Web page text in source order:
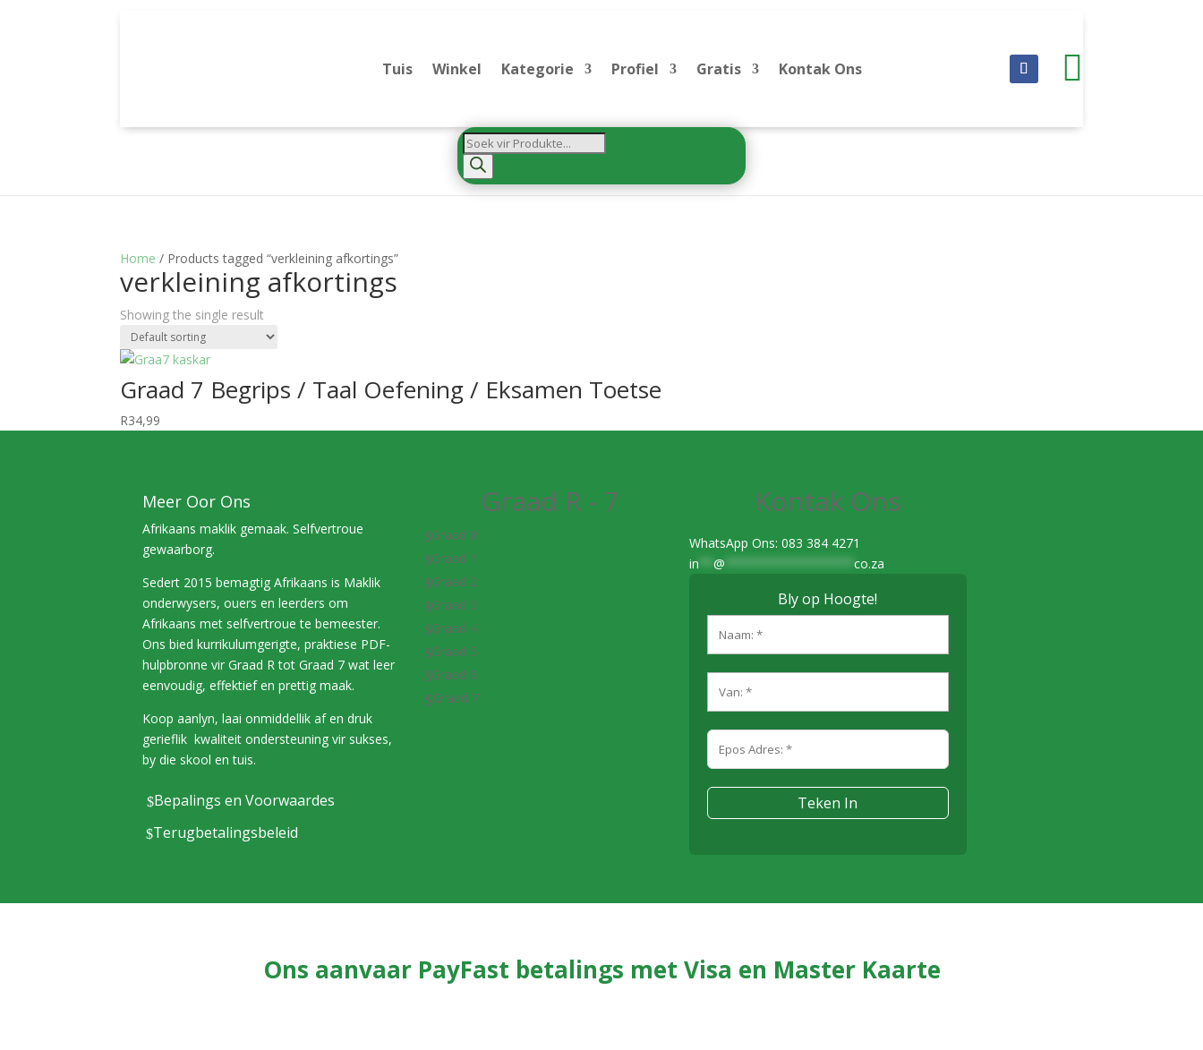
Tuis Winkel Kategorie Profiel Gratis Kontak Ons 
Products
search
Home / Products tagged “verkleining afkortings”
verkleining afkortings
Showing the single result
Graad 7 Begrips / Taal Oefening / Eksamen Toetse
R34,99
Meer Oor Ons
Afrikaans maklik gemaak. Selfvertroue
gewaarborg.
Sedert 2015 bemagtig Afrikaans is Maklik
onderwysers, ouers en leerders om
Afrikaans met selfvertroue te bemeester.
Ons bied kurrikulumgerigte, praktiese PDF-
hulpbronne vir Graad R tot Graad 7 wat leer
eenvoudig, effektief en prettig maak.
Koop aanlyn, laai onmiddellik af en druk
gerieflik kwaliteit ondersteuning vir sukses,
by die skool en tuis.
$Bepalings en Voorwaardes
$Terugbetalingsbeleid
Graad R - 7
$Graad R
$Graad 1
$Graad 2
$Graad 3
$Graad 4
$Graad 5
$Graad 6
$Graad 7
Kontak Ons
WhatsApp Ons: 083 384 4271
in
@ co.za
Bly op Hoogte!
Ons aanvaar PayFast betalings met Visa en Master Kaarte